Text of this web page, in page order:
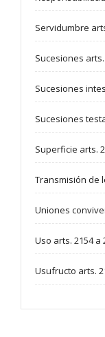
Servidumbre
Sucesiones arts.
Sucesiones
Sucesiones
Superficie arts.
Transmisión de
Uniones
Uso arts. 2154 a
Usufructo arts.